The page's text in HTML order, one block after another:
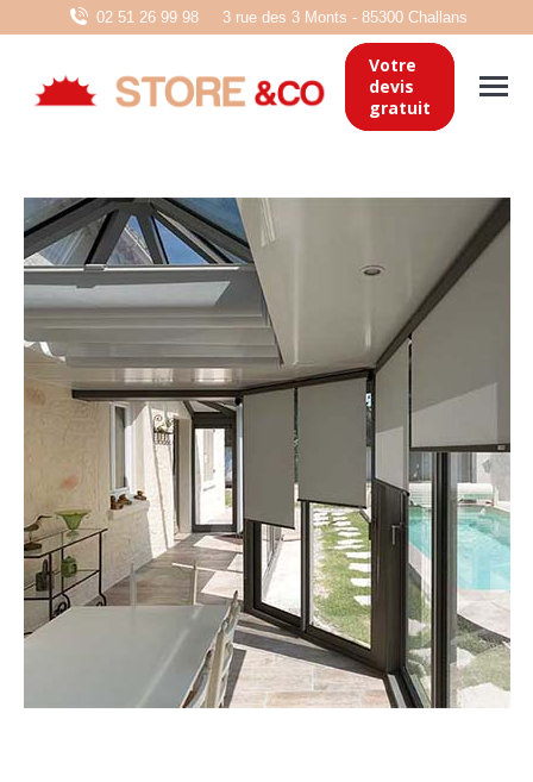
02 51 26 99 98 3 rue des 3 Monts - 85300 Challans
Votre
devis
gratuit